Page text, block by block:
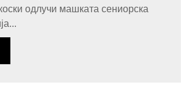
одлучи машката сениорска